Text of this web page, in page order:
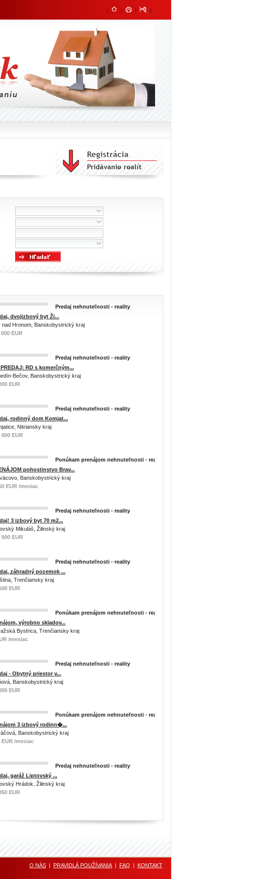
| | | |
Predaj nehnuteľnosti - reality
dvojizbový byt Ži...
nad Hronom, Banskobystrický kraj
000 EUR
Predaj nehnuteľnosti - reality
RD s komerčným...
Bečov, Banskobystrický kraj
EUR
Predaj nehnuteľnosti - reality
rodinný dom Komjat...
Nitriansky kraj
000 EUR
Ponúkam prenájom nehnuteľnosti - reality
pohostinstvo Brav...
Banskobystrický kraj
EUR /mesiac
Predaj nehnuteľnosti - reality
3 izbový byt 70 m2...
Mikuláš, Žilinský kraj
000 EUR
Predaj nehnuteľnosti - reality
záhradný pozemok ...
Trenčiansky kraj
EUR
Ponúkam prenájom nehnuteľnosti - reality
výrobno skladov...
Bystrica, Trenčiansky kraj
/mesiac
Predaj nehnuteľnosti - reality
- Obytný priestor v...
Banskobystrický kraj
EUR
Ponúkam prenájom nehnuteľnosti - reality
3 izbový rodinn�...
Banskobystrický kraj
EUR /mesiac
Predaj nehnuteľnosti - reality
garáž Liptovský ...
Hrádok, Žilinský kraj
EUR
O NÁS | PRAVIDLÁ POUŽÍVANIA | FAQ |
KONTAKT